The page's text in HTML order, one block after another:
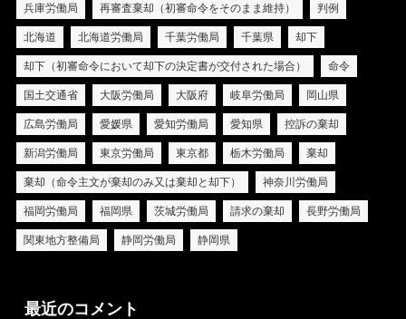
兵庫労働局 再審査棄却（初審命令をそのまま維持） 判例
北海道 北海道労働局 千葉労働局 千葉県 却下
却下（初審命令において却下の決定書が交付された場合） 命令
国土交通省 大阪労働局 大阪府 岐阜労働局 岡山県
広島労働局 愛媛県 愛知労働局 愛知県 控訴の棄却
新潟労働局 東京労働局 東京都 栃木労働局 棄却
棄却（命令主文が棄却のみ又は棄却と却下） 神奈川労働局
福岡労働局 福岡県 茨城労働局 請求の棄却 長野労働局
関東地方整備局 静岡労働局 静岡県
最近のコメント